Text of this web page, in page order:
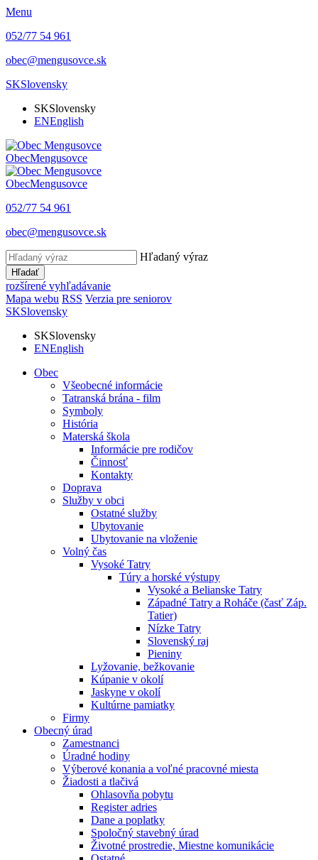
Menu
052/77 54 961
obec@mengusovce.sk
SKSlovensky
SKSlovensky
ENEnglish
ObecMengusovce
ObecMengusovce
052/77 54 961
obec@mengusovce.sk
Hľadaný výraz
Hľadať
rozšírené vyhľadávanie
Mapa webu RSS Verzia pre seniorov
SKSlovensky
SKSlovensky
ENEnglish
Obec
Všeobecné informácie
Tatranská brána - film
Symboly
História
Materská škola
Informácie pre rodičov
Činnosť
Kontakty
Doprava
Služby v obci
Ostatné služby
Ubytovanie
Ubytovanie na vloženie
Volný čas
Vysoké Tatry
Túry a horské výstupy
Vysoké a Belianske Tatry
Západné Tatry a Roháče (časť Záp.
Tatier)
Nízke Tatry
Slovenský raj
Pieniny
Lyžovanie, bežkovanie
Kúpanie v okolí
Jaskyne v okolí
Kultúrne pamiatky
Firmy
Obecný úrad
Zamestnanci
Úradné hodiny
Výberové konania a voľné pracovné miesta
Žiadosti a tlačivá
Ohlasovňa pobytu
Register adries
Dane a poplatky
Spoločný stavebný úrad
Životné prostredie, Miestne komunikácie